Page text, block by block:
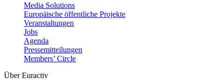
Media Solutions
Europäische öffentliche Projekte
Veranstaltungen
Jobs
Agenda
Pressemitteilungen
Members’ Circle
Über Euractiv